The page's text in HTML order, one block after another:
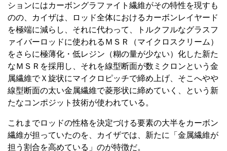
ションにはカーボングラファイト繊維がその特性を現すも
のの、カイザは、ロッド全体におけるカーボンレイヤード
を極端に減らし、それに代わって、トルクフルなグラスフ
ァイバーロッドに使われるＭＳＲ（マイクロスクリーム）
をさらに極薄化・低レジン（糊の量が少ない）化した新た
なＭＳＲを採用し、それを線型断面が数ミクロンという金
属繊維でＸ旋状にマイクロピッチで締め上げ、そこへやや
線型断面の太い金属繊維で菱形状に締めていく、という新
たなコンポジット技術が使われている。
これまでロッドの性格を決定づける要素の大半をカーボン
繊維が担っていたのを、カイザでは、新たに「金属繊維が
担う割合を高めている」のが特徴だ。